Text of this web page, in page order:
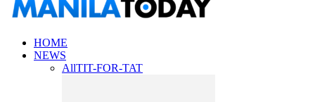
HOME
NEWS
AllTIT-FOR-TAT